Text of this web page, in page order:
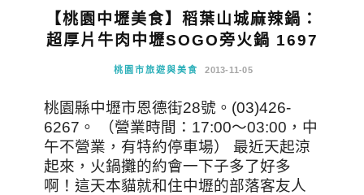
【桃園中壢美食】稻葉山城麻辣鍋：
超厚片牛肉中壢SOGO旁火鍋 1697
桃園市旅遊與美食 2013-11-05
桃園縣中壢市恩德街28號。(03)426-
6267。 （營業時間：17:00～03:00，中
午不營業，有特約停車場） 最近天起涼
起來，火鍋攤的約會一下子多了好多
啊！這天本貓就和住中壢的部落客友人